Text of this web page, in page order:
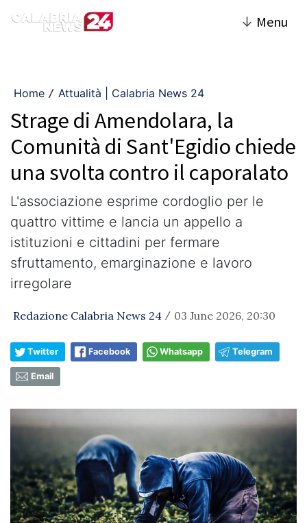
↓ Menu
Home / Attualità | Calabria News 24
Strage di Amendolara, la
Comunità di Sant'Egidio chiede
una svolta contro il caporalato
L'associazione esprime cordoglio per le
quattro vittime e lancia un appello a
istituzioni e cittadini per fermare
sfruttamento, emarginazione e lavoro
irregolare
Redazione Calabria News 24 / 03 June 2026, 20:30
Twitter Facebook Whatsapp Telegram
Email